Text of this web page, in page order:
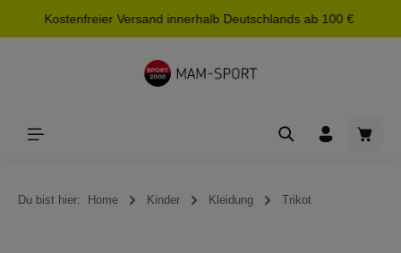
springen
Kostenfreier Versand innerhalb Deutschlands ab 100 €
Du bist hier: Home Kinder Kleidung Trikot